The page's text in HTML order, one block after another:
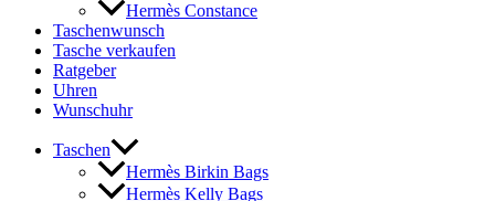
Hermès Constance
Taschenwunsch
Tasche verkaufen
Ratgeber
Uhren
Wunschuhr
Taschen
Hermès Birkin Bags
Hermès Kelly Bags